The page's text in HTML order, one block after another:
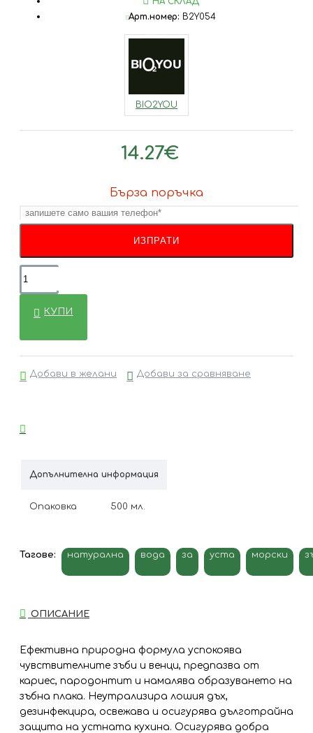
14.27€
Арт.номер: B2Y054
BIO2YOU
Бърза поръчка
КУПИ
Добави в желани Добави за сравняване
Допълнителна информация
Опаковка 500 мл.
Тагове: натурална вода за уста морски
ОПИСАНИЕ
Ефективна природна формула успокоява
чувствителните зъби и венци, предпазва от
кариес, пародонтит и намалява образуването на
зъбна плака. Неутрализира лошия дъх,
дезинфекцира, освежава и осигурява дълготрайна
защита на устната кухина. Осигурява добра